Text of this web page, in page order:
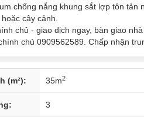
chống nắng khung sắt lợp tôn tản
cây cảnh.
chủ - giao dịch ngay, bàn giao
chủ 0909562589. Chấp nhận
(m²): 35m2
3